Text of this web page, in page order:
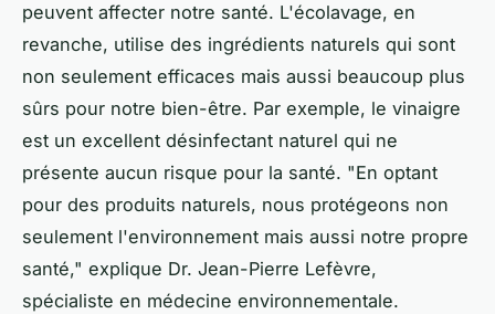
peuvent affecter notre santé. L'écolavage, en
revanche, utilise des ingrédients naturels qui sont
non seulement efficaces mais aussi beaucoup plus
sûrs pour notre bien-être. Par exemple, le vinaigre
est un excellent désinfectant naturel qui ne
présente aucun risque pour la santé. "En optant
pour des produits naturels, nous protégeons non
seulement l'environnement mais aussi notre propre
santé," explique Dr. Jean-Pierre Lefèvre,
spécialiste en médecine environnementale.